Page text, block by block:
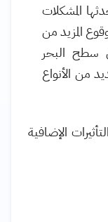
المشكلات
المزيد من
سطح البحر
من الأنواع
الإضافية